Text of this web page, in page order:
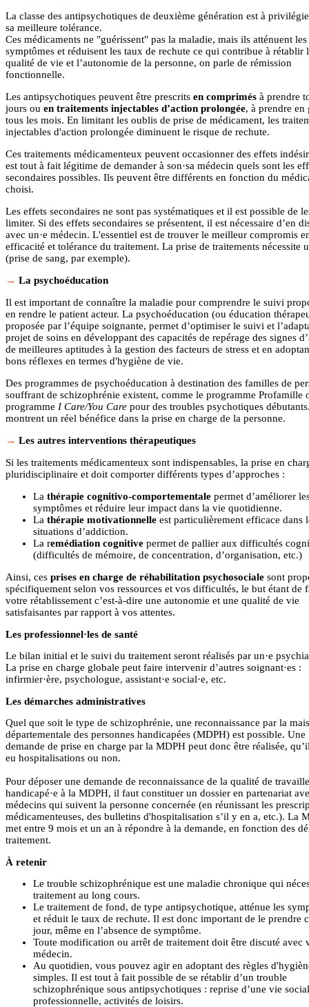
La classe des antipsychotiques de deuxième génération est à
sa meilleure tolérance.
Ces médicaments ne "guérissent" pas la maladie, mais ils atténuent les
symptômes et réduisent les taux de rechute ce qui contribue à rétablir
qualité de vie et l’autonomie de la personne, on parle de rémission
fonctionnelle.
Les antipsychotiques peuvent être prescrits en comprimés à prendre
jours ou en traitements injectables d’action prolongée, à prendre en
tous les mois. En limitant les oublis de prise de médicament, les
injectables d'action prolongée diminuent le risque de rechute.
Ces traitements médicamenteux peuvent occasionner des effets
est tout à fait légitime de demander à son·sa médecin quels sont les
secondaires possibles. Ils peuvent être différents en fonction du
choisi.
Les effets secondaires ne sont pas systématiques et il est possible de
limiter. Si des effets secondaires se présentent, il est nécessaire d’en
avec un·e médecin. L'essentiel est de trouver le meilleur compromis
efficacité et tolérance du traitement. La prise de traitements nécessite
(prise de sang, par exemple).
La psychoéducation
Il est important de connaître la maladie pour comprendre le suivi
en rendre le patient acteur. La psychoéducation (ou éducation
proposée par l’équipe soignante, permet d’optimiser le suivi et
projet de soins en développant des capacités de repérage des signes
de meilleures aptitudes à la gestion des facteurs de stress et en
bons réflexes en termes d'hygiène de vie.
Des programmes de psychoéducation à destination des familles de
souffrant de schizophrénie existent, comme le programme Profamille
programme I Care/You Care pour des troubles psychotiques
montrent un réel bénéfice dans la prise en charge de la personne.
Les autres interventions thérapeutiques
Si les traitements médicamenteux sont indispensables, la prise en
pluridisciplinaire et doit comporter différents types d’approches :
La thérapie cognitivo-comportementale permet d’améliorer
symptômes et réduire leur impact dans la vie quotidienne.
La thérapie motivationnelle est particulièrement efficace dans
situations d’addiction.
La remédiation cognitive permet de pallier aux difficultés
(difficultés de mémoire, de concentration, d’organisation, etc.)
Ainsi, ces prises en charge de réhabilitation psychosociale sont
spécifiquement selon vos ressources et vos difficultés, le but étant de
votre rétablissement c’est-à-dire une autonomie et une qualité de vie
satisfaisantes par rapport à vos attentes.
Les professionnel·les de santé
Le bilan initial et le suivi du traitement seront réalisés par un·e
La prise en charge globale peut faire intervenir d’autres soignant·es :
infirmier·ère, psychologue, assistant·e social·e, etc.
Les démarches administratives
Quel que soit le type de schizophrénie, une reconnaissance par la
départementale des personnes handicapées (MDPH) est possible. Une
demande de prise en charge par la MDPH peut donc être réalisée,
eu hospitalisations ou non.
Pour déposer une demande de reconnaissance de la qualité de
handicapé·e à la MDPH, il faut constituer un dossier en partenariat
médecins qui suivent la personne concernée (en réunissant les
médicamenteuses, des bulletins d'hospitalisation s’il y en a, etc.). La
met entre 9 mois et un an à répondre à la demande, en fonction des
traitement.
À retenir
Le trouble schizophrénique est une maladie chronique qui
traitement au long cours.
Le traitement de fond, de type antipsychotique, atténue les
et réduit le taux de rechute. Il est donc important de le prendre
jour, même en l’absence de symptôme.
Toute modification ou arrêt de traitement doit être discuté avec
médecin.
Au quotidien, vous pouvez agir en adoptant des règles
simples. Il est tout à fait possible de se rétablir d’un trouble
schizophrénique sous antipsychotiques : reprise d’une vie
professionnelle, activités de loisirs.